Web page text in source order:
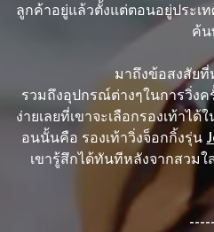
ลูกค้าอยู่แล้วตั้งแต่ตอนอยู่ประเ
ค้น
มาถึงข้อสงสัย
รวมถึงอุปกรณ์ต่างๆในการวิ่ง
ง่ายเลยที่เขาจะเลือกรองเท้าไ
อนนั้นคือ รองเท้าวิ่งจ็อกกิ้งรุ่น
เขารู้สึกได้ทันทีหลังจากสวมใ